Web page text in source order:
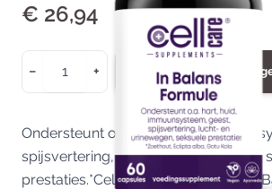
Ondersteunt o.a. hart, huid,
spijsvertering, lucht- en urinewegen,
prestaties.*CellCare Supplements In
€ 26,94
Aantal
− + In